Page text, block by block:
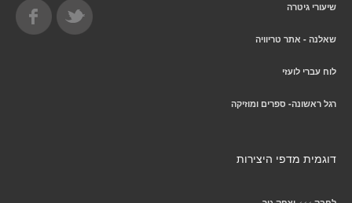
שיעורי גיטרה
שאלנה - אתר טריוויה
לוח עברי לועזי
רגל ראשונה- ספרים ומוזיקה
דוגמית מדפי היצירות